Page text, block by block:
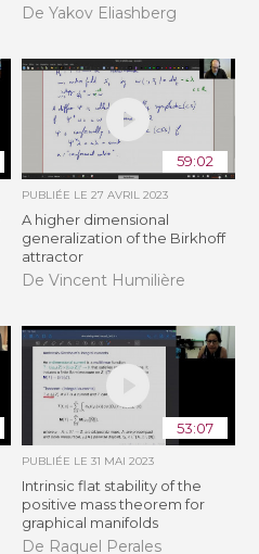
De Yakov Eliashberg
59:02
PUBLIÉE LE 27 AVRIL 2023
A higher dimensional
generalization of the Birkhoff
attractor
De Vincent Humilière
53:07
PUBLIÉE LE 31 MAI 2023
Intrinsic flat stability of the
positive mass theorem for
graphical manifolds
De Raquel Perales